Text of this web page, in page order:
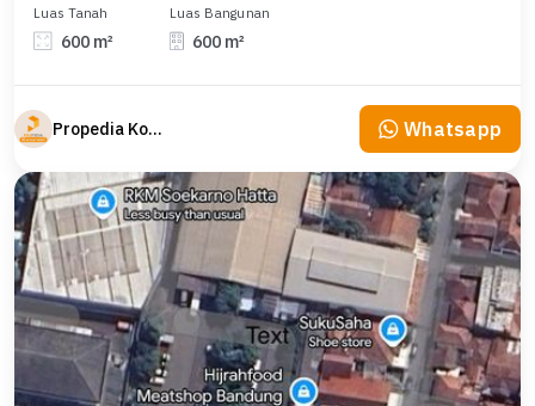
Luas Tanah
600 m²
Luas Bangunan
600 m²
Propedia Komersial Whatsapp